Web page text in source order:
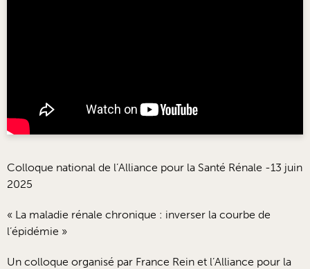
Colloque national de l’Alliance pour la Santé Rénale -13 juin
2025
« La maladie rénale chronique : inverser la courbe de
l’épidémie »
Un colloque organisé par France Rein et l’Alliance pour la